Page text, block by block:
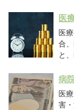
医
医
合
と
病
医
害